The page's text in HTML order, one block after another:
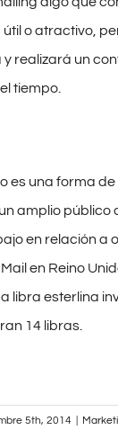
útil o atractivo,
y realizará un
tiempo.
es una forma
amplio público
en relación a
en Reino
libra esterlina
14 libras.
5th, 2014